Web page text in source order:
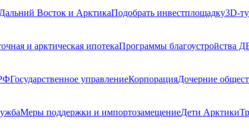
Восток и АрктикаПодобрать инвестплощадку3D-
и арктическая ипотекаПрограммы благоустройства
Государственное управлениеКорпорацияДочерние
Меры поддержки и импортозамещениеДети Арктики